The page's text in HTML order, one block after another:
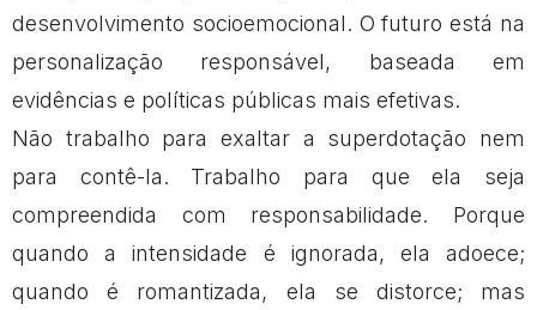
desenvolvimento socioemocional. O futuro está na
personalização responsável, baseada em
evidências e políticas públicas mais efetivas.
Não trabalho para exaltar a superdotação nem
para contê-la. Trabalho para que ela seja
compreendida com responsabilidade. Porque
quando a intensidade é ignorada, ela adoece;
quando é romantizada, ela se distorce; mas